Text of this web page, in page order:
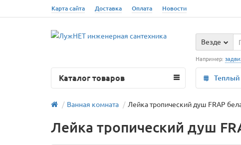
Карта сайта Доставка Оплата Новости
Везде
Например:
Теплый
Каталог товаров
Ванная комната Лейка тропический душ FRAP
Лейка тропический душ